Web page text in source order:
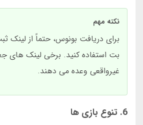
نکته مهم
برای دریافت بونوس، حتماً از لینک
بت استفاده کنید. برخی لینک های
غیرواقعی وعده می دهند.
6. تنوع بازی ها